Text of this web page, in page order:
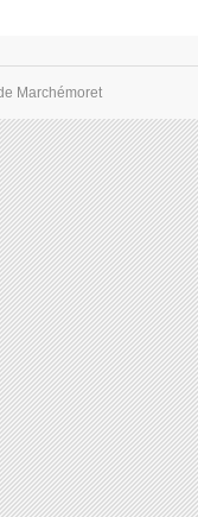
Marchémoret